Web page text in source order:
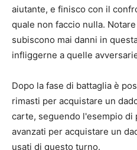
aiutante, e finisco con il
quale non faccio nulla.
subiscono mai danni in
infliggerne a quelle
Dopo la fase di battaglia è
rimasti per acquistare un
carte, seguendo l'esempio di
avanzati per acquistare un
usati di questo turno.